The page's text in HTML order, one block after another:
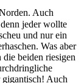
Auch
jeder wollte
und nur ein
Was aber
beiden riesigen
Auch